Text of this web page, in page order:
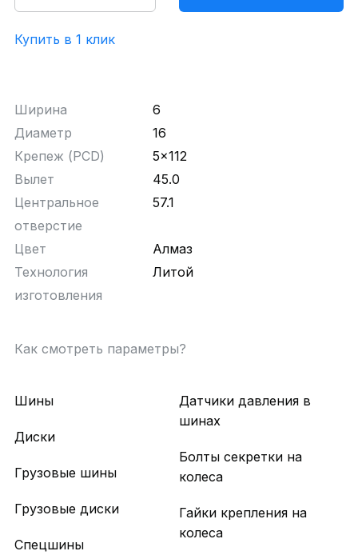
Купить в 1 клик
Ширина
6
Диаметр
16
Крепеж (PCD)
5x112
Вылет
45.0
Центральное
отверстие
57.1
Цвет
Алмаз
Технология
изготовления
Литой
Как смотреть параметры?
Шины
Диски
Грузовые шины
Грузовые диски
Спецшины
Датчики давления в
шинах
Болты секретки на
колеса
Гайки крепления на
колеса